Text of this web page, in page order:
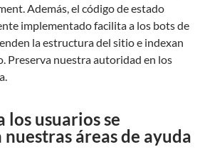
Además, el código de estado
implementado facilita a los bots de
la estructura del sitio e indexan
Preserva nuestra autoridad en los
los usuarios se
áreas de ayuda